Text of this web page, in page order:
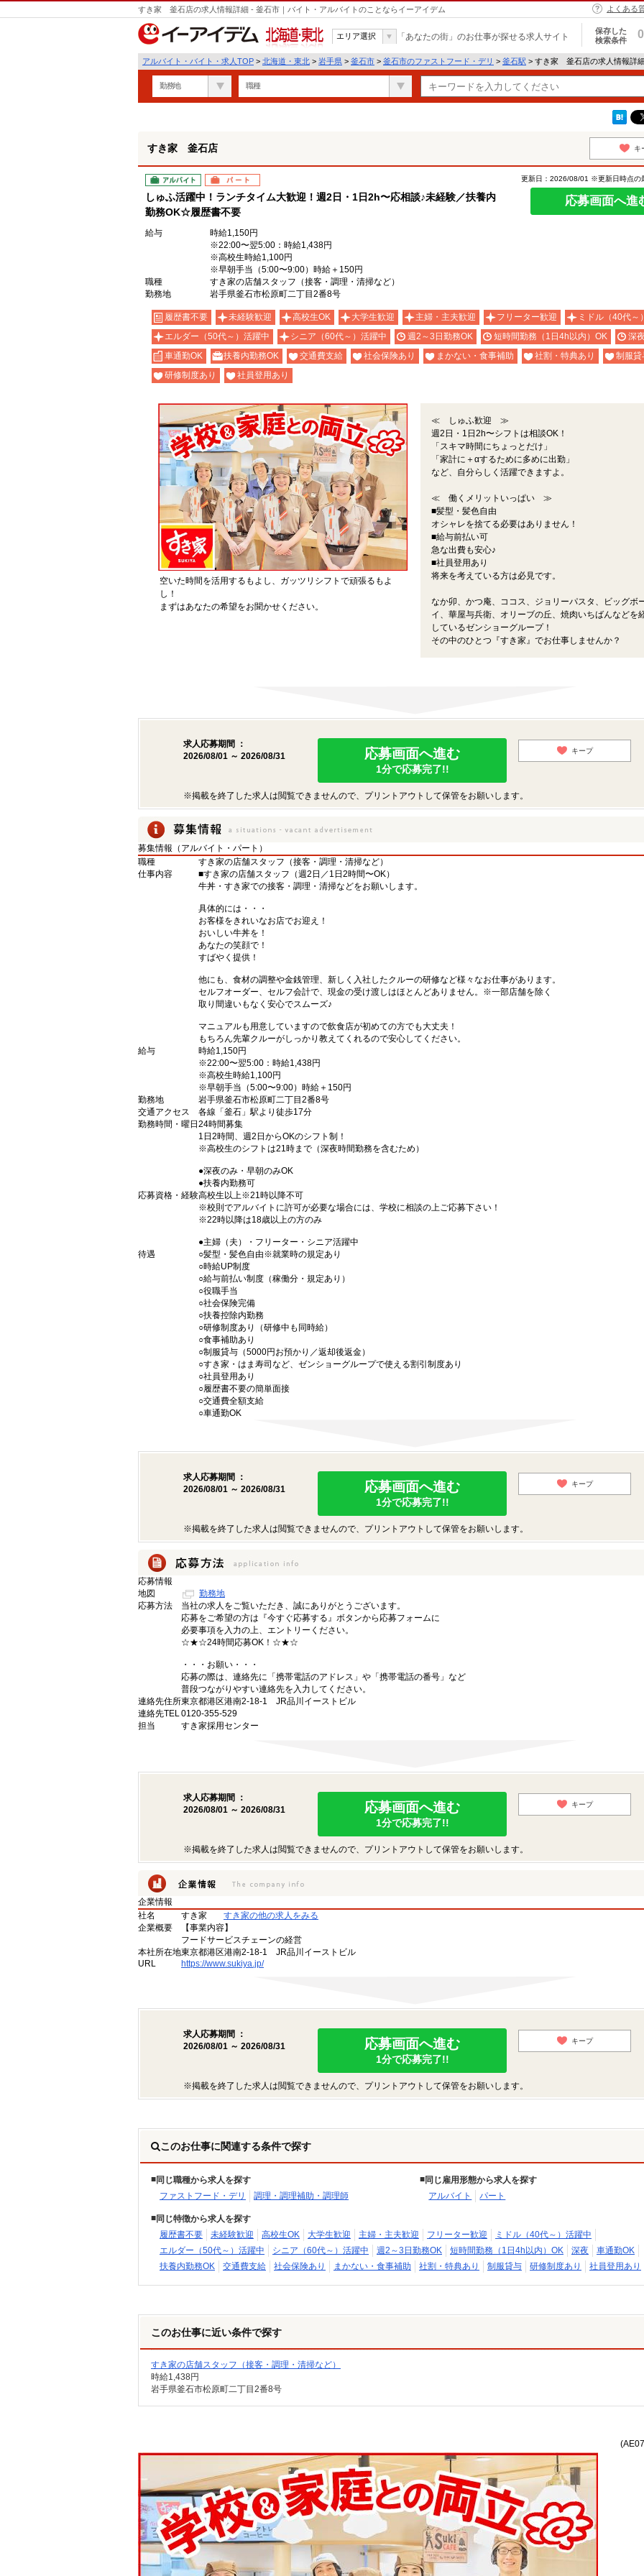
すき家 釜石店の求人情報詳細 - 釜石市｜バイト・アルバイトのことならイーアイデム よくある
北海道・東北
エリア選択 「あなたの街」のお仕事が探せる求人サイト
保存した
検索条件
0
アルバイト・バイト・求人TOP > 北海道・東北 > 岩手県 > 釜石市 > 釜石市のファストフード・デリ > 釜石駅 > すき家 釜石店の求人情報詳
勤務地 職種
すき家 釜石店 キ
アルバイト パート
しゅふ活躍中！ランチタイム大歓迎！週2日・1日2h〜応相談♪未経験／扶養内
勤務OK☆履歴書不要
更新日：2026/08/01 ※更新日時点の
応募画面へ進
給与
時給1,150円
※22:00〜翌5:00：時給1,438円
※高校生時給1,100円
※早朝手当（5:00〜9:00）時給＋150円
職種
すき家の店舗スタッフ（接客・調理・清掃など）
勤務地
岩手県釜石市松原町二丁目2番8号
履歴書不要 未経験歓迎 高校生OK 大学生歓迎 主婦・主夫歓迎 フリーター歓迎
ミドル（40代～
エルダー（50代～）活躍中
シニア（60代～）活躍中 週2～3日勤務OK 短時間勤務（1日4h以内）OK
深夜
車通勤OK
扶養内勤務OK 交通費支給 社会保険あり まかない・食事補助 社割・特典あり
制服貸
研修制度あり
社員登用あり
空いた時間を活用するもよし、ガッツリシフトで頑張るもよ
し！
まずはあなたの希望をお聞かせください。
≪ しゅふ歓迎 ≫
週2日・1日2h〜シフトは相談OK！
「スキマ時間にちょっとだけ」
「家計に＋αするために多めに出勤」
など、自分らしく活躍できますよ。
≪ 働くメリットいっぱい ≫
■髪型・髪色自由
オシャレを捨てる必要はありません！
■給与前払い可
急な出費も安心♪
■社員登用あり
将来を考えている方は必見です。
なか卯、かつ庵、ココス、ジョリーパスタ、ビッグボ
イ、華屋与兵衛、オリーブの丘、焼肉いちばんなどを
しているゼンショーグループ！
その中のひとつ『すき家』でお仕事しませんか？
求人応募期間 ：
2026/08/01 ～ 2026/08/31
応募画面へ進む
1分で応募完了!!
キープ
※掲載を終了した求人は閲覧できませんので、プリントアウトして保管をお願いします。
募集情報（アルバイト・パート）
職種
すき家の店舗スタッフ（接客・調理・清掃など）
仕事内容
■すき家の店舗スタッフ（週2日／1日2時間〜OK）
牛丼・すき家での接客・調理・清掃などをお願いします。
具体的には・・・
お客様をきれいなお店でお迎え！
おいしい牛丼を！
あなたの笑顔で！
すばやく提供！
他にも、食材の調整や金銭管理、新しく入社したクルーの研修など様々なお仕事があります。
セルフオーダー、セルフ会計で、現金の受け渡しはほとんどありません。※一部店舗を除く
取り間違いもなく安心でスムーズ♪
マニュアルも用意していますので飲食店が初めての方でも大丈夫！
もちろん先輩クルーがしっかり教えてくれるので安心してください。
給与
時給1,150円
※22:00〜翌5:00：時給1,438円
※高校生時給1,100円
※早朝手当（5:00〜9:00）時給＋150円
勤務地
岩手県釜石市松原町二丁目2番8号
交通アクセス
各線「釜石」駅より徒歩17分
勤務時間・曜日 24時間募集
1日2時間、週2日からOKのシフト制！
※高校生のシフトは21時まで（深夜時間勤務を含むため）
●深夜のみ・早朝のみOK
●扶養内勤務可
応募資格・経験高校生以上※21時以降不可
※校則でアルバイトに許可が必要な場合には、学校に相談の上ご応募下さい！
※22時以降は18歳以上の方のみ
●主婦（夫）・フリーター・シニア活躍中
待遇
○髪型・髪色自由※就業時の規定あり
○時給UP制度
○給与前払い制度（稼働分・規定あり）
○役職手当
○社会保険完備
○扶養控除内勤務
○研修制度あり（研修中も同時給）
○食事補助あり
○制服貸与（5000円お預かり／返却後返金）
○すき家・はま寿司など、ゼンショーグループで使える割引制度あり
○社員登用あり
○履歴書不要の簡単面接
○交通費全額支給
○車通勤OK
求人応募期間 ：
2026/08/01 ～ 2026/08/31
応募画面へ進む
1分で応募完了!!
キープ
※掲載を終了した求人は閲覧できませんので、プリントアウトして保管をお願いします。
応募情報
地図
勤務地
応募方法
当社の求人をご覧いただき、誠にありがとうございます。
応募をご希望の方は『今すぐ応募する』ボタンから応募フォームに
必要事項を入力の上、エントリーください。
☆★☆24時間応募OK！☆★☆
・・・お願い・・・
応募の際は、連絡先に「携帯電話のアドレス」や「携帯電話の番号」など
普段つながりやすい連絡先を入力してください。
連絡先住所東京都港区港南2-18-1 JR品川イーストビル
連絡先TEL0120-355-529
担当
すき家採用センター
求人応募期間 ：
2026/08/01 ～ 2026/08/31
応募画面へ進む
1分で応募完了!!
キープ
※掲載を終了した求人は閲覧できませんので、プリントアウトして保管をお願いします。
企業情報
社名
すき家
すき家の他の求人をみる
企業概要
【事業内容】
フードサービスチェーンの経営
本社所在地東京都港区港南2-18-1 JR品川イーストビル
URL
https://www.sukiya.jp/
求人応募期間 ：
2026/08/01 ～ 2026/08/31
応募画面へ進む
1分で応募完了!!
キープ
※掲載を終了した求人は閲覧できませんので、プリントアウトして保管をお願いします。
このお仕事に関連する条件で探す
同じ職種から求人を探す
ファストフード・デリ
調理・調理補助・調理師
同じ雇用形態から求人を探す
アルバイト
パート
同じ特徴から求人を探す
履歴書不要
未経験歓迎 高校生OK 大学生歓迎 主婦・主夫歓迎 フリーター歓迎
ミドル（40代～）活躍中
エルダー（50代～）活躍中
シニア（60代～）活躍中 週2～3日勤務OK 短時間勤務（1日4h以内）OK 深夜
車通勤OK
扶養内勤務OK
交通費支給 社会保険あり まかない・食事補助 社割・特典あり 制服貸与 研修制度あり 社員登用あり
このお仕事に近い条件で探す
すき家の店舗スタッフ（接客・調理・清掃など）
時給1,438円
岩手県釜石市松原町二丁目2番8号